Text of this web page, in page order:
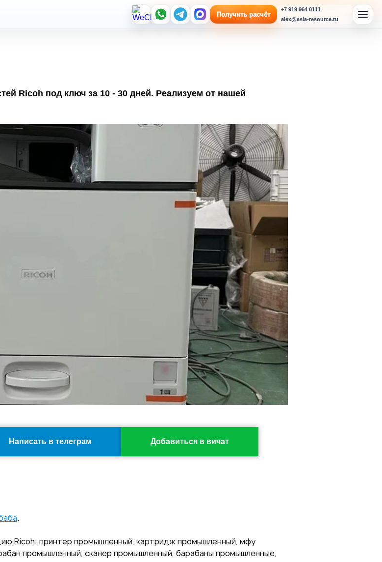
Получить расчёт
+7 919 964 0111
alex@asia-resource.ru
Ricoh под ключ за 10 - 30 дней. Реализуем от нашей
Написать в телеграм Добавиться в вичат
.
Ricoh: принтер промышленный, картридж промышленный, мфу
промышленный, сканер промышленный, барабаны промышленные,